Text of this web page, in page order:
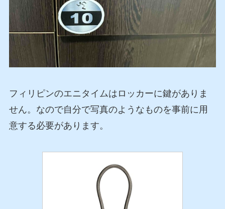
フィリピンのエニタイムはロッカーに鍵がありま
せん。なので自分で写真のようなものを事前に用
意する必要があります。